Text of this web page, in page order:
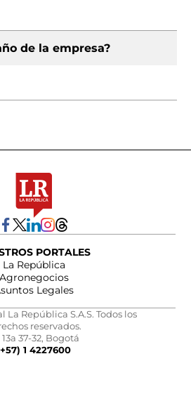
de la empresa?
PORTALES
La República
Agronegocios
Legales
La República S.A.S. Todos los
reservados.
13a 37-32, Bogotá
1 4227600